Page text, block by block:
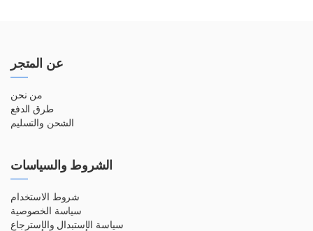
عن المتجر
من نحن
طرق الدفع
الشحن والتسليم
الشروط والسياسات
شروط الاستخدام
سياسة الخصوصية
سياسة الإستبدال والإسترجاع